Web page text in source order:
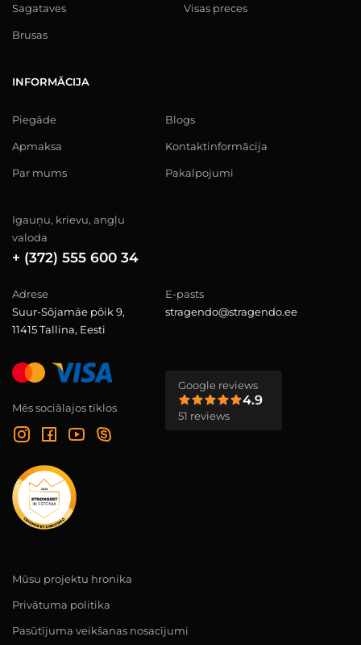
Sagataves
Brusas
Visas preces
INFORMĀCIJA
Piegāde
Apmaksa
Par mums
Blogs
Kontaktinformācija
Pakalpojumi
Igauņu, krievu, angļu
valoda
+ (372) 555 600 34
Adrese
Suur-Sõjamäe põik 9,
11415 Tallina, Eesti
E-pasts
stragendo@stragendo.ee
Mēs sociālajos tīklos
Google reviews
4.9
51 reviews
Mūsu projektu hronika
Privātuma politika
Pasūtījuma veikšanas nosacījumi